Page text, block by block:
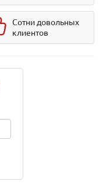
Сотни довольных
клиентов